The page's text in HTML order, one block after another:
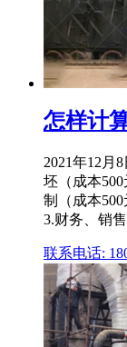
怎样计
2021年12
坯（成本
制（成本500
3.财务、销
联系电话: